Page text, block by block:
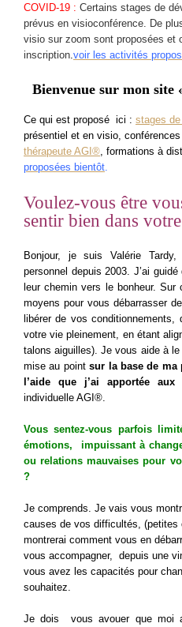
COVID-19 : Certains stages de
prévus en visioconférence. De
visio sur zoom sont proposées et
inscription voir les activités
Bienvenue surmon site
Ce qui est proposé ici : stages
présentiel et en visio, conférences
thérapeute AGI® , formations à
proposées bientôt
Voulez-vous être
sentir bien dans
Bonjour, je suis Valérie
personnel depuis 2003. J’ai
leur chemin vers le bonheur.
moyens pour vous débarrasser
libérer de vos
votre vie pleinement, en étant
talons aiguilles). Je vous aide à
mise au pointsur la base de ma
l’aide que j’ai apportée aux
individuelle AGI®.
Vous sentez-vous parfois
émotions, impuissant à
ou relations mauvaises pour
?
Je comprends. Je vais vous
causes de vos difficultés, (petites
montrerai comment vous en
vous accompagner, depuis une
vous avez les capacités pour
souhaitez.
Je dois vous avouer que moi